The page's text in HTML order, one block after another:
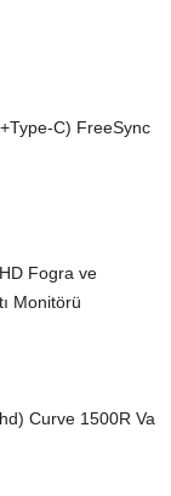
C) FreeSync
Fogra ve
Monitörü
Curve 1500R Va